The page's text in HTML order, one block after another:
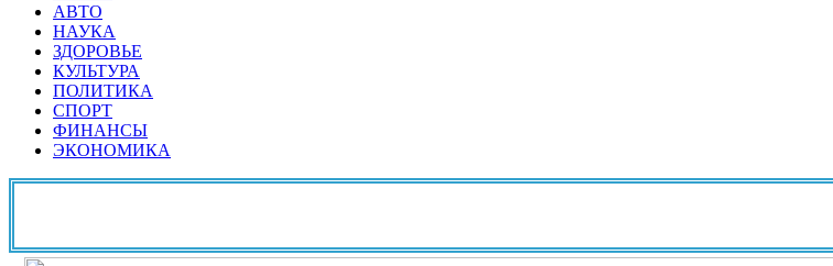
АВТО
НАУКА
ЗДОРОВЬЕ
КУЛЬТУРА
ПОЛИТИКА
СПОРТ
ФИНАНСЫ
ЭКОНОМИКА